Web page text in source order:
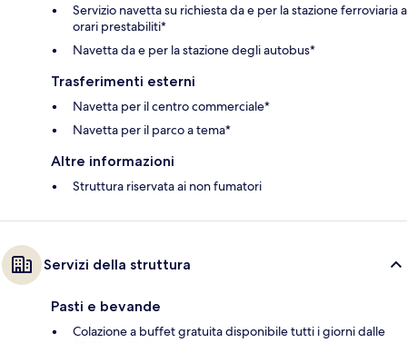
Servizio navetta su richiesta da e per la stazione ferroviaria a
orari prestabiliti*
Navetta da e per la stazione degli autobus*
Trasferimenti esterni
Navetta per il centro commerciale*
Navetta per il parco a tema*
Altre informazioni
Struttura riservata ai non fumatori
Servizi della struttura
Pasti e bevande
Colazione a buffet gratuita disponibile tutti i giorni dalle